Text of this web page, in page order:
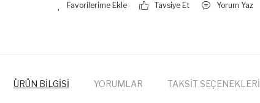
Tavsiye Et Yorum Yaz
ÜRÜN BİLGİSİ YORUMLAR TAKSİT SEÇENEKLERİ